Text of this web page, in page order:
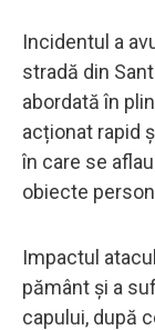
Incidentul a
stradă din
abordată în
acționat rapid
în care se
obiecte
Impactul
pământ și a
capului, după